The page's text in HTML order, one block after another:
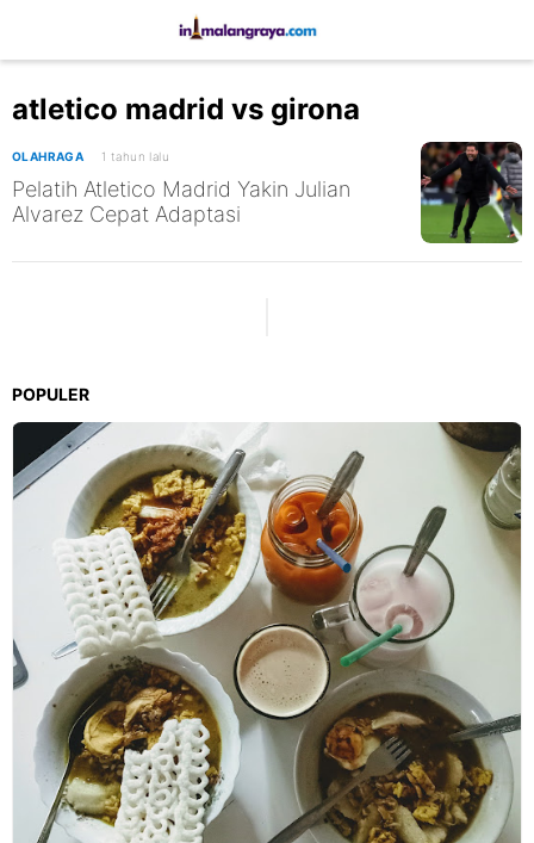
atletico madrid vs girona
OLAHRAGA 1 tahun lalu
Pelatih Atletico Madrid Yakin Julian
Alvarez Cepat Adaptasi
POPULER